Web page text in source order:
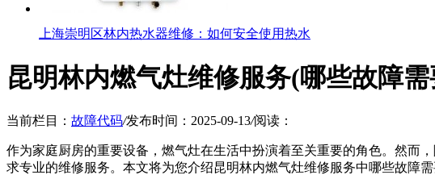
上海崇明区林内热水器维修：如何安全使用热水
昆明林内燃气灶维修服务(哪些故障
当前栏目： 故障代码/发布时间：2025-09-13/阅读：
作为家庭厨房的重要设备，燃气灶在生活中扮演着至关重要的角色。然而
求专业的维修服务。本文将为您介绍昆明林内燃气灶维修服务中哪些故障